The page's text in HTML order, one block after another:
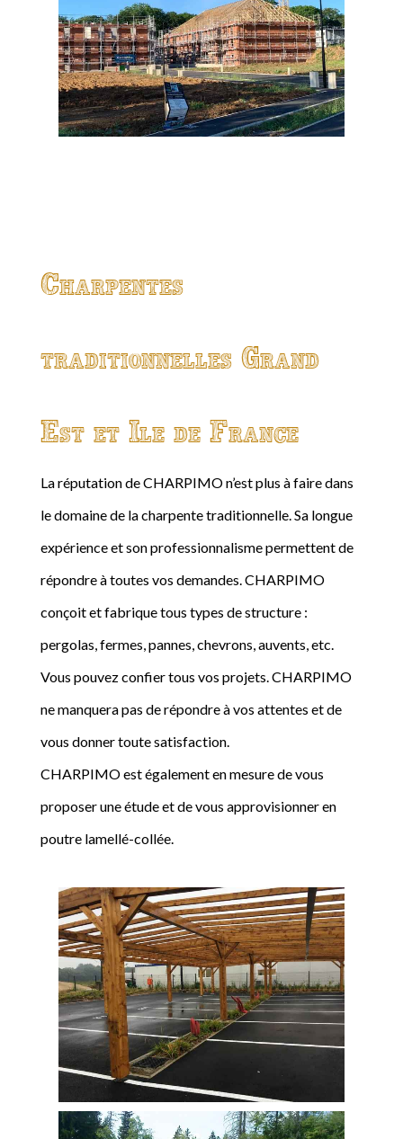
Charpentes
traditionnelles Grand
Est et Ile de France
La réputation de CHARPIMO n’est plus à faire dans
le domaine de la charpente traditionnelle. Sa longue
expérience et son professionnalisme permettent de
répondre à toutes vos demandes. CHARPIMO
conçoit et fabrique tous types de structure :
pergolas, fermes, pannes, chevrons, auvents, etc.
Vous pouvez confier tous vos projets. CHARPIMO
ne manquera pas de répondre à vos attentes et de
vous donner toute satisfaction.
CHARPIMO est également en mesure de vous
proposer une étude et de vous approvisionner en
poutre lamellé-collée.